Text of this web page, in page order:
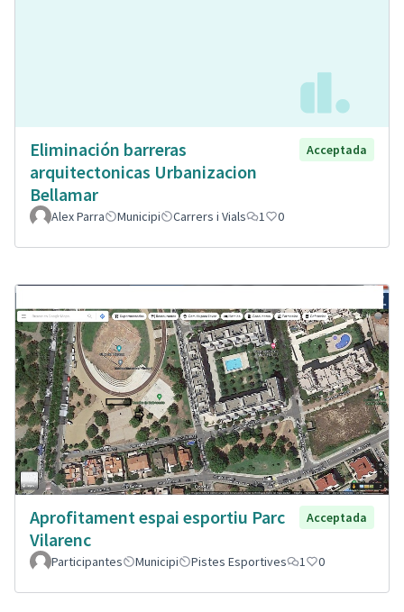
Eliminación barreras
arquitectonicas Urbanizacion
Bellamar
Acceptada
Alex Parra Municipi Carrers i Vials 1 0
Aprofitament espai esportiu Parc
Vilarenc
Acceptada
Participantes Municipi Pistes Esportives 1 0